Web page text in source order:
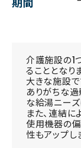
介護施設の1
ることとなり
大きな施設で
ありがちな
な給湯ニーズ
また、連結
使用機器の偏
性もアップし